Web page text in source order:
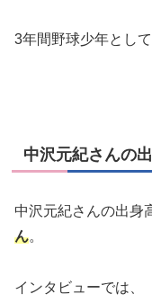
3年間野球少年とし
中沢元紀さんの
中沢元紀さんの出身
ん。
インタビューでは、